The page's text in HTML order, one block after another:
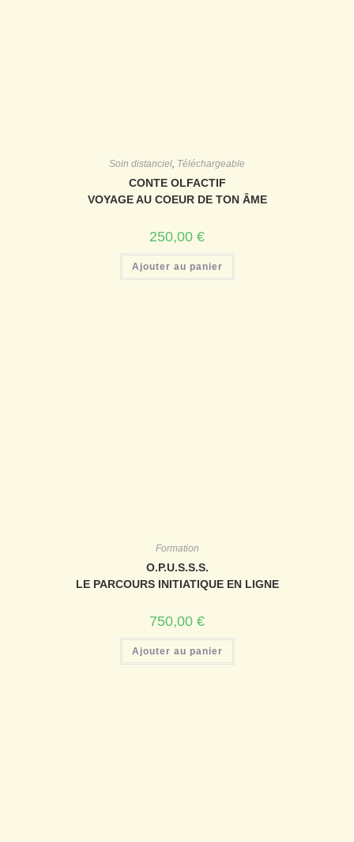
Soin distanciel, Téléchargeable
CONTE OLFACTIF
VOYAGE AU COEUR DE TON ÂME
250,00 €
Ajouter au panier
Formation
O.P.U.S.S.S.
LE PARCOURS INITIATIQUE EN LIGNE
750,00 €
Ajouter au panier